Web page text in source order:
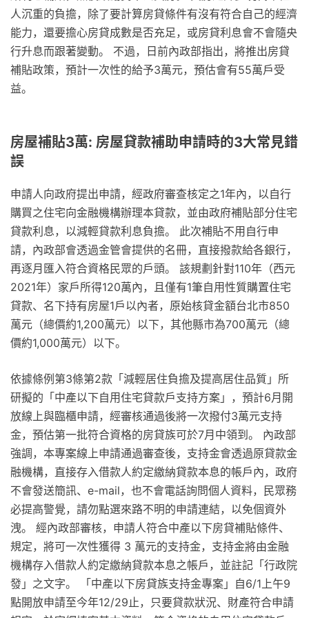
人沉重的負擔，除了要計算房貸條件有沒有符合自己的經濟
能力，還要擔心房貸成數是否充足，或房貸利息會不會隨央
行升息而跟著變動。 不過，日前內政部指出，將推出房貸
補貼政策，預計一次性的給予3萬元，預估會有55萬戶受
益。
房屋補貼3萬: 房屋貸款補助申請時的3大常見錯
誤
申請人向政府提出申請，經政府審查核定之1年內，以自行
購買之住宅向金融機構辦理本貸款，並由政府補貼部分住宅
貸款利息，以減輕貸款利息負擔。 此次補貼不用自行申
請，內政部會透過金管會提供的名冊，直接撥款給各銀行，
再逐月匯入符合資格民眾的戶頭。 該規劃針對110年（西元
2021年）家戶所得120萬內，且僅有1筆自用性質購置住宅
貸款、名下持有房屋1戶以內者，原始核貸金額台北市850
萬元（總價約1,200萬元）以下，其他縣市為700萬元（總
價約1,000萬元）以下。
依據條例第3條第2款「減輕居住負擔及提高居住品質」所
研擬的「中產以下自用住宅貸款戶支持方案」，預計6月開
放線上與臨櫃申請，經審核通過後將一次撥付3萬元支持
金，預估第一批符合資格的房貸族可於7月中領到。 內政部
強調，本專案線上申請通過審查後，支持金會透過原貸款金
融機構，直接存入借款人約定繳納貸款本息的帳戶內，政府
不會發送簡訊、e-mail，也不會電話詢問個人資料，民眾務
必提高警覺，請勿點選來路不明的申請連結，以免個資外
洩。 經內政部審核，申請人符合中產以下房貸補貼條件、
規定，將可一次性獲得 3 萬元的支持金，支持金將由金融
機構存入借款人約定繳納貸款本息之帳戶，並註記「行政院
發」之文字。 「中產以下房貸族支持金專案」自6/1上午9
點開放申請至今年12/29止，只要貸款狀況、財產符合申請